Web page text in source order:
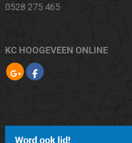
0528 275 465
KC HOOGEVEEN ONLINE